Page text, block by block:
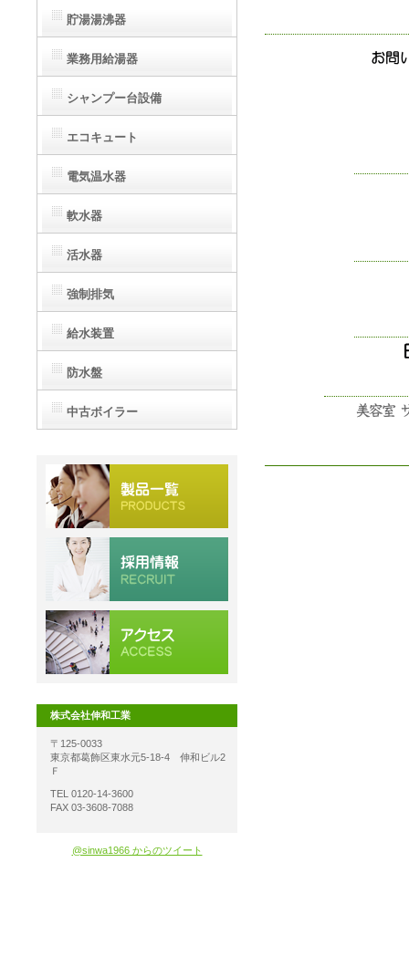
貯湯湯沸器
業務用給湯器
シャンプー台設備
エコキュート
電気温水器
軟水器
活水器
強制排気
給水装置
防水盤
中古ボイラー
株式会社伸和工業
〒125-0033
東京都葛飾区東水元5-18-4 伸和ビル2
Ｆ
TEL 0120-14-3600
FAX 03-3608-7088
@sinwa1966 からのツイート